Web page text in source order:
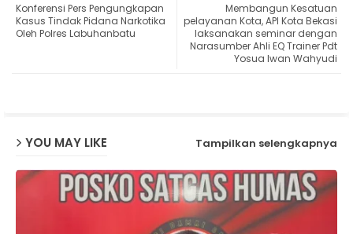
ap
Membangun Kesatuan
pelayanan Kota, API Kota Bekasi
laksanakan seminar dengan
Narasumber Ahli EQ Trainer Pdt
Yosua Iwan Wahyudi
Konferensi Pers Pengungkapan
Kasus Tindak Pidana Narkotika
Oleh Polres Labuhanbatu
YOU MAY LIKE Tampilkan selengkapnya